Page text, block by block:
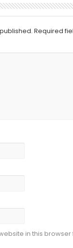
Required
in this